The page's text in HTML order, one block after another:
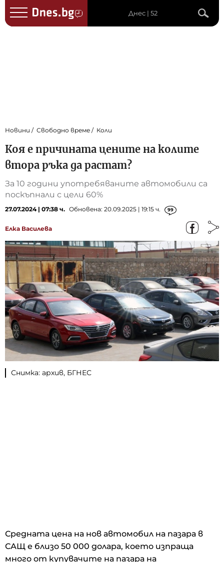
Днес | 52
Новини Свободно време Коли
Коя е причината цените на колите
втора ръка да растат?
За 10 години употребяваните автомобили са
поскъпнали с цели 60%
27.07.2024 | 07:38 ч. Обновена: 20.09.2025 | 19:15 ч. 99
Елка Василева
Снимка: архив, БГНЕС
Средната цена на нов автомобил на пазара в
САЩ е близо 50 000 долара, което изпраща
много от купувачите на пазара на